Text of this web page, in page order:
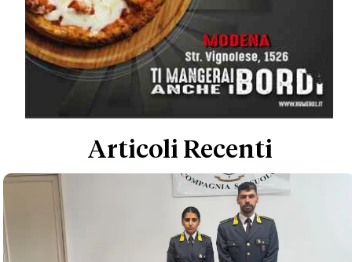
Articoli Recenti